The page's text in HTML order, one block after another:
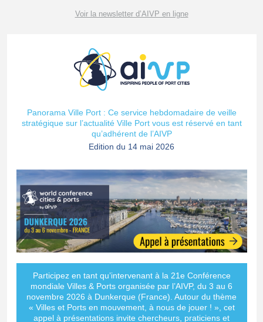
Voir la newsletter d’AIVP en ligne
Panorama Ville Port : Ce service hebdomadaire de veille
stratégique sur l’actualité Ville Port vous est réservé en tant
qu’adhérent de l’AIVP
Edition du 14 mai 2026
Participez en tant qu’intervenant à la 21e Conférence
mondiale Villes & Ports organisée par l’AIVP, du 3 au 6
novembre 2026 à Dunkerque (France). Autour du thème
« Villes et Ports en mouvement, à nous de jouer ! », cet
appel à présentations invite chercheurs, praticiens et